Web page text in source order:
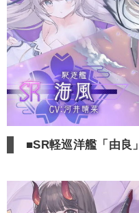
■SR軽巡洋艦「由良」